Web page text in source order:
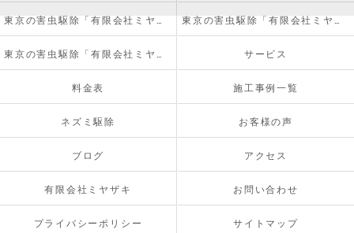
サービス
料金表 施工事例一覧
ネズミ駆除 お客様の声
ブログ アクセス
有限会社ミヤザキ お問い合わせ
プライバシーポリシー サイトマップ